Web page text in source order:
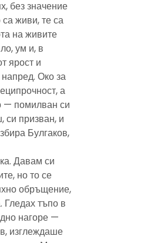
без значение
живи, те са
на живите
ум и, в
ярост и
Око за
а
— помилван си
си призван, и
Булгаков,
Давам си
но то се
обръщение,
Гледах тъпо в
нагоре —
изглеждаше